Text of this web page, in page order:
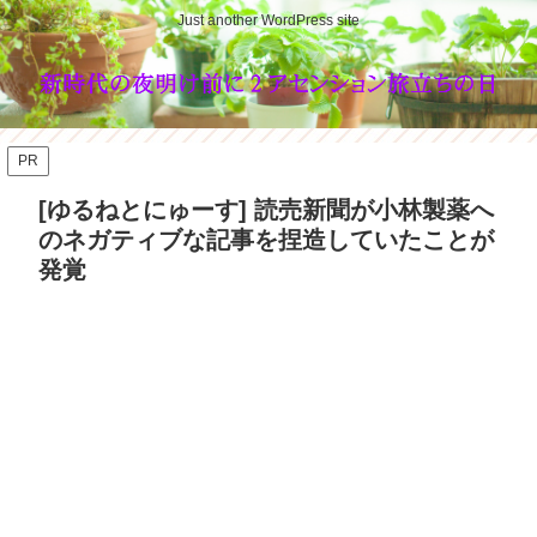
Just another WordPress site
PR
[ゆるねとにゅーす] 読売新聞が小林製薬へ
のネガティブな記事を捏造していたことが
発覚